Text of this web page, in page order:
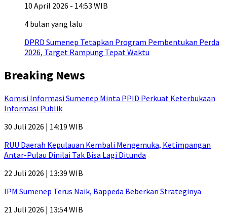
10 April 2026 - 14:53 WIB
4 bulan yang lalu
DPRD Sumenep Tetapkan Program Pembentukan Perda
2026, Target Rampung Tepat Waktu
Breaking News
Komisi Informasi Sumenep Minta PPID Perkuat Keterbukaan
Informasi Publik
30 Juli 2026 | 14:19 WIB
RUU Daerah Kepulauan Kembali Mengemuka, Ketimpangan
Antar-Pulau Dinilai Tak Bisa Lagi Ditunda
22 Juli 2026 | 13:39 WIB
IPM Sumenep Terus Naik, Bappeda Beberkan Strateginya
21 Juli 2026 | 13:54 WIB